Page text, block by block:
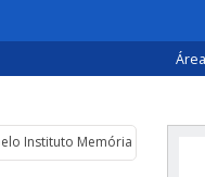
Instituto Memória e Direitos